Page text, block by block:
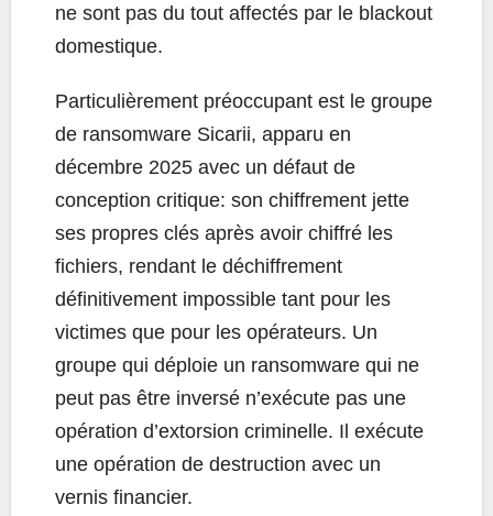
ne sont pas du tout affectés par le blackout
domestique.
Particulièrement préoccupant est le groupe
de ransomware Sicarii, apparu en
décembre 2025 avec un défaut de
conception critique: son chiffrement jette
ses propres clés après avoir chiffré les
fichiers, rendant le déchiffrement
définitivement impossible tant pour les
victimes que pour les opérateurs. Un
groupe qui déploie un ransomware qui ne
peut pas être inversé n’exécute pas une
opération d’extorsion criminelle. Il exécute
une opération de destruction avec un
vernis financier.